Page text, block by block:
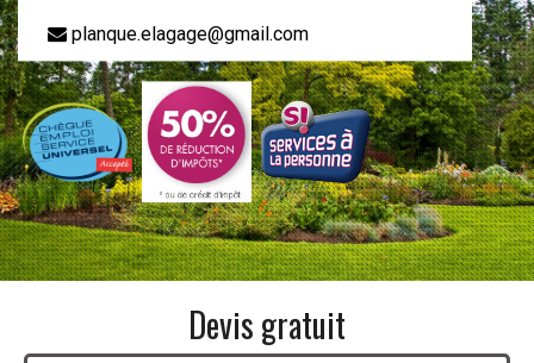
planque.elagage@gmail.com
Devis gratuit